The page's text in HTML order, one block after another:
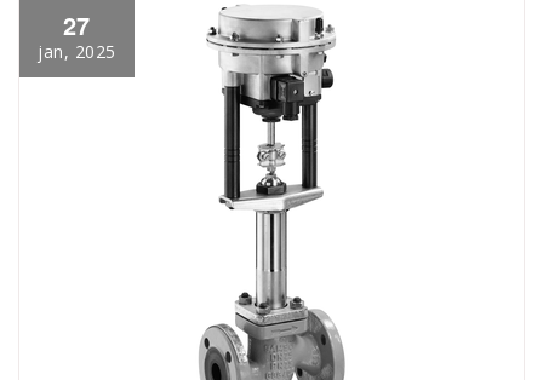
27
jan, 2025